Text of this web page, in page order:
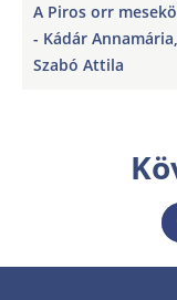
A Piros orr
- Kádár
Szabó Attila